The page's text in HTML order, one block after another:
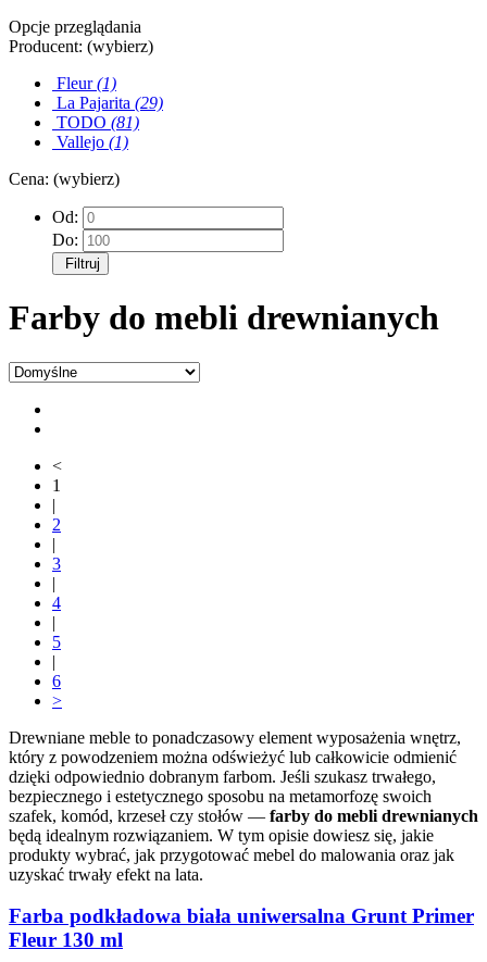
Opcje przeglądania
Producent: (wybierz)
Fleur (1)
La Pajarita (29)
TODO (81)
Vallejo (1)
Cena: (wybierz)
Od:
Do:
Filtruj
Farby do mebli drewnianych
<
1
|
2
|
3
|
4
|
5
|
6
>
Drewniane meble to ponadczasowy element wyposażenia wnętrz,
który z powodzeniem można odświeżyć lub całkowicie odmienić
dzięki odpowiednio dobranym farbom. Jeśli szukasz trwałego,
bezpiecznego i estetycznego sposobu na metamorfozę swoich
szafek, komód, krzeseł czy stołów — farby do mebli drewnianych
będą idealnym rozwiązaniem. W tym opisie dowiesz się, jakie
produkty wybrać, jak przygotować mebel do malowania oraz jak
uzyskać trwały efekt na lata.
Farba podkładowa biała uniwersalna Grunt Primer
Fleur 130 ml